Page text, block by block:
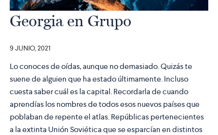
Georgia en Grupo
9 JUNIO, 2021
Lo conoces de oídas, aunque no demasiado. Quizás te
suene de alguien que ha estado últimamente. Incluso
cuesta saber cuál es la capital. Recordarla de cuando
aprendías los nombres de todos esos nuevos países que
poblaban de repente el atlas. Repúblicas pertenecientes
a la extinta Unión Soviética que se esparcían en distintos